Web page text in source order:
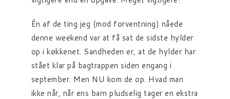
Én af de ting jeg (mod forventning) nåede
denne weekend var at få sat de sidste hylder
op i køkkenet. Sandheden er, at de hylder har
stået klar på bagtrappen siden engang i
september. Men NU kom de op. Hvad man
ikke når, når ens barn pludselig tager en ekstra